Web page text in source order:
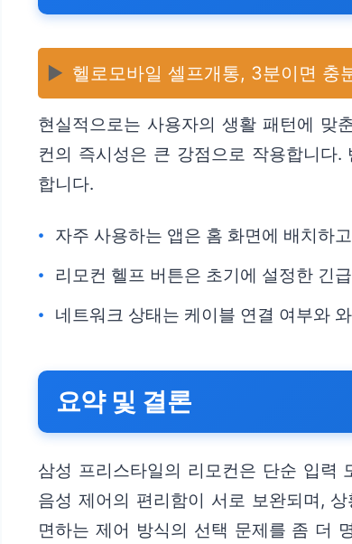
▶️ 헬로모바일 셀프개통, 3분이면 충
현실적으로는 사용자의 생활 패턴에 맞
컨의 즉시성은 큰 강점으로 작용합니다
합니다.
자주 사용하는 앱은 홈 화면에 배치하
리모컨 헬프 버튼은 초기에 설정한 긴
네트워크 상태는 케이블 연결 여부와
요약 및 결론
삼성 프리스타일의 리모컨은 단순 입력
음성 제어의 편리함이 서로 보완되며,
면하는 제어 방식의 선택 문제를 좀 더